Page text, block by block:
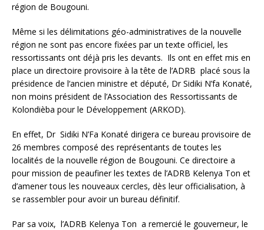
région de Bougouni.
Même si les délimitations géo-administratives de la nouvelle
région ne sont pas encore fixées par un texte officiel, les
ressortissants ont déjà pris les devants. Ils ont en effet mis en
place un directoire provisoire à la tête de l’ADRB placé sous la
présidence de l‘ancien ministre et député, Dr Sidiki N’fa Konaté,
non moins président de l’Association des Ressortissants de
Kolondièba pour le Développement (ARKOD).
En effet, Dr Sidiki N’Fa Konaté dirigera ce bureau provisoire de
26 membres composé des représentants de toutes les
localités de la nouvelle région de Bougouni. Ce directoire a
pour mission de peaufiner les textes de l’ADRB Kelenya Ton et
d’amener tous les nouveaux cercles, dès leur officialisation, à
se rassembler pour avoir un bureau définitif.
Par sa voix, l’ADRB Kelenya Ton a remercié le gouverneur, le